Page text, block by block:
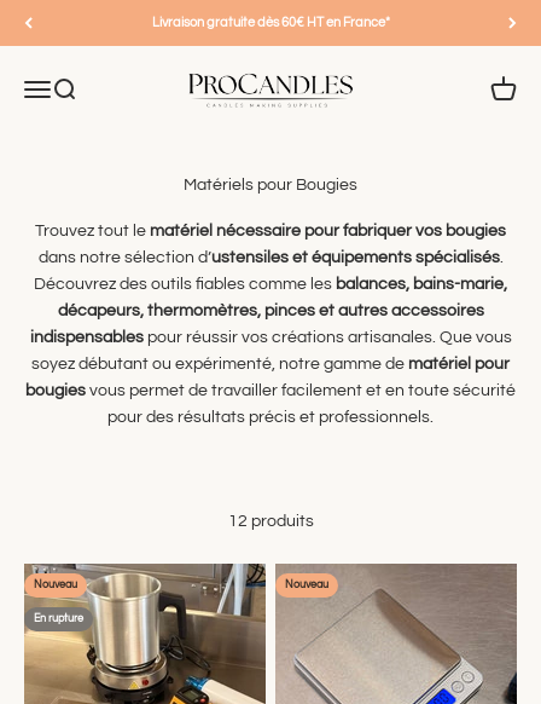
Livraison gratuite dès 60€ HT en France*
MenuRecherche
Pro-candles
Panier
Trouvez tout le matériel nécessaire pour fabriquer vos bougies
dans notre sélection d’ustensiles et équipements spécialisés.
Découvrez des outils fiables comme les balances, bains-marie,
décapeurs, thermomètres, pinces et autres accessoires
indispensablespour réussir vos créations artisanales. Que vous
soyez débutant ou expérimenté, notre gamme de matériel pour
bougies vous permet de travailler facilement et en toute sécurité
pour des résultats précis et professionnels.
12 produits
Nouveau
En rupture
Nouveau